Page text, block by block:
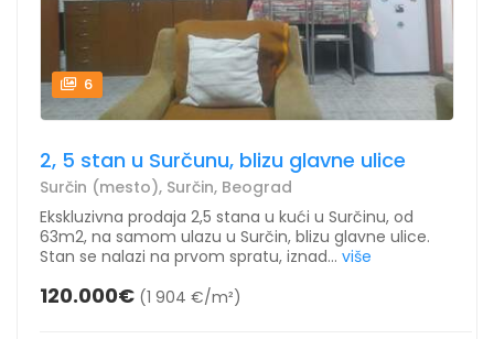
6
2, 5 stan u Surčunu, blizu glavne ulice
Surčin (mesto), Surčin, Beograd
Ekskluzivna prodaja 2,5 stana u kući u Surčinu, od
63m2, na samom ulazu u Surčin, blizu glavne ulice.
Stan se nalazi na prvom spratu, iznad... više
120.000€ (1 904 €/m²)